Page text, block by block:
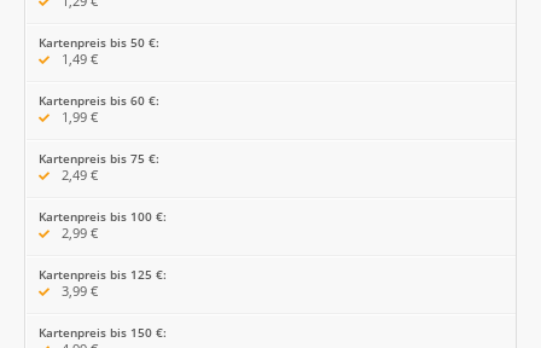
Kartenpreis bis 50 €:
1,49 €
Kartenpreis bis 60 €:
1,99 €
Kartenpreis bis 75 €:
2,49 €
Kartenpreis bis 100 €:
2,99 €
Kartenpreis bis 125 €:
3,99 €
Kartenpreis bis 150 €: